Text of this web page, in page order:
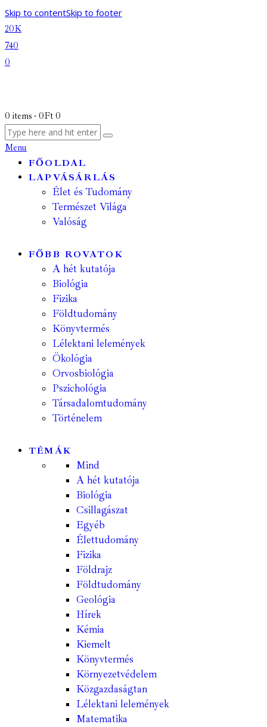
Skip to contentSkip to footer
20K
740
0
0 items - 0Ft 0
Menu
FŐOLDAL
LAPVÁSÁRLÁS
Élet és Tudomány
Természet Világa
Valóság
FŐBB ROVATOK
A hét kutatója
Biológia
Fizika
Földtudomány
Könyvtermés
Lélektani lelemények
Ökológia
Orvosbiológia
Pszichológia
Társadalomtudomány
Történelem
TÉMÁK
Mind
A hét kutatója
Biológia
Csillagászat
Egyéb
Élettudomány
Fizika
Földrajz
Földtudomány
Geológia
Hírek
Kémia
Kiemelt
Könyvtermés
Környezetvédelem
Közgazdaságtan
Lélektani lelemények
Matematika